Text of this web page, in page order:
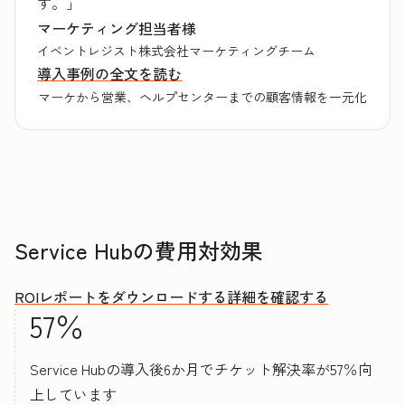
マーケティング担当者様
イベントレジスト株式会社マーケティングチーム
導入事例の全文を読む
マーケから営業、ヘルプセンターまでの顧客情報を一元化
Service Hubの費用対効果
ROIレポートをダウンロードする詳細を確認する
57％
Service Hubの導入後6か月でチケット解決率が57％向
上しています